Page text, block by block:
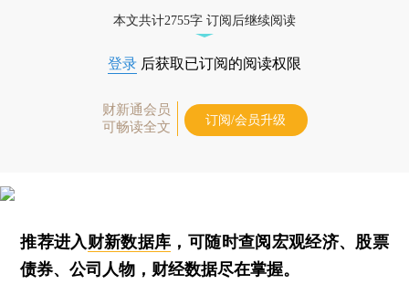
本文共计2755字 订阅后继续阅读
登录 后获取已订阅的阅读权限
财新通会员
可畅读全文
订阅/会员升级
推荐进入财新数据库 ，可随时查阅宏观经济、股票
债券、公司人物，财经数据尽在掌握。